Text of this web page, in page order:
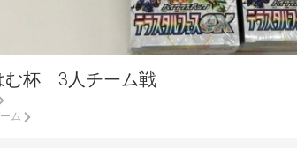
む杯 3人チーム戦
ム